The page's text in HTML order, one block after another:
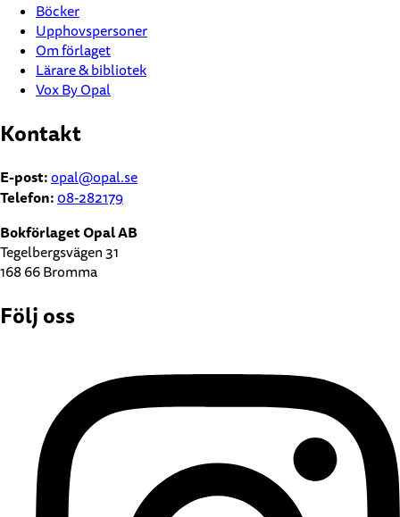
Böcker
Upphovspersoner
Om förlaget
Lärare & bibliotek
Vox By Opal
Kontakt
E-post:opal@opal.se
Telefon:08-282179
Bokförlaget Opal AB
Tegelbergsvägen 31
168 66 Bromma
Följ oss